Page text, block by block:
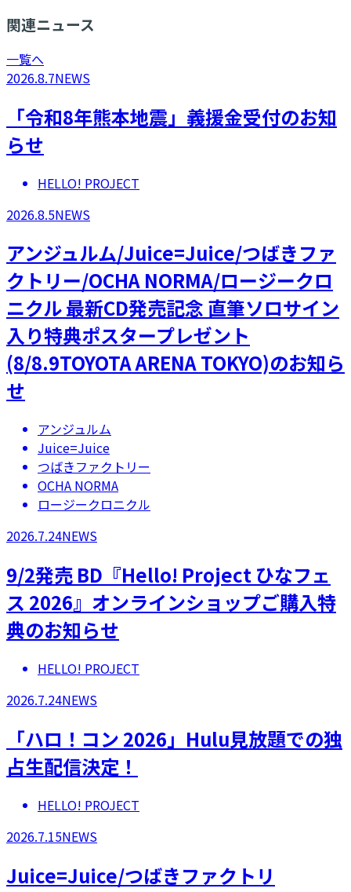
関連ニュース
一覧へ
2026.8.7NEWS
「令和8年熊本地震」義援金受付のお知
らせ
HELLO! PROJECT
2026.8.5NEWS
アンジュルム/Juice=Juice/つばきファ
クトリー/OCHA NORMA/ロージークロ
ニクル 最新CD発売記念 直筆ソロサイン
入り特典ポスタープレゼント
(8/8.9TOYOTA ARENA TOKYO)のお知ら
せ
アンジュルム
Juice=Juice
つばきファクトリー
OCHA NORMA
ロージークロニクル
2026.7.24NEWS
9/2発売 BD『Hello! Project ひなフェ
ス 2026』オンラインショップご購入特
典のお知らせ
HELLO! PROJECT
2026.7.24NEWS
「ハロ！コン 2026」Hulu見放題での独
占生配信決定！
HELLO! PROJECT
2026.7.15NEWS
Juice=Juice/つばきファクトリ